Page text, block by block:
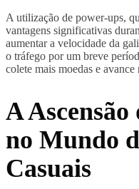
A utilização de power-ups,
vantagens significativas
aumentar a velocidade da
o tráfego por um breve
colete mais moedas e avance
A
no Mundo
Casuais